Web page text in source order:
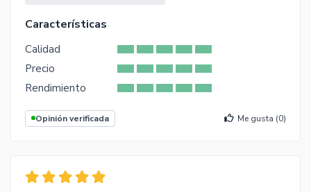
Características
Calidad
Precio
Rendimiento
Opinión verificada Me gusta (0)